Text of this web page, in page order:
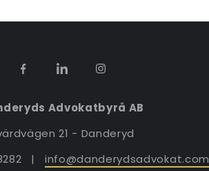
Advokatbyrå AB
21 - Danderyd
| info@danderydsadvokat.com